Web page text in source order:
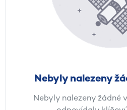
Nebyly nalezeny
Nebyly nalezeny žádné